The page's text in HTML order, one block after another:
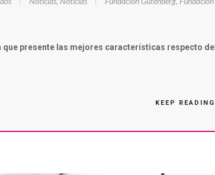
QUEpresente las mejores características respecto del
KEEP READING